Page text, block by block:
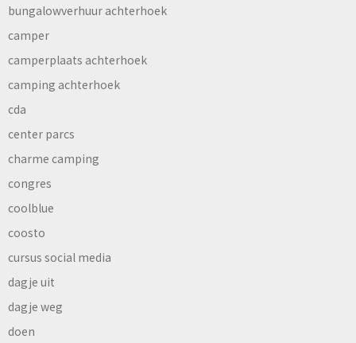
bungalowverhuur achterhoek
camper
camperplaats achterhoek
camping achterhoek
cda
center parcs
charme camping
congres
coolblue
coosto
cursus social media
dagje uit
dagje weg
doen